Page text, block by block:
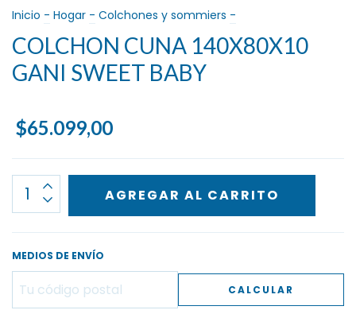
Inicio - Hogar - Colchones y sommiers -
COLCHON CUNA 140X80X10
GANI SWEET BABY
$65.099,00
MEDIOS DE ENVÍO
CALCULAR